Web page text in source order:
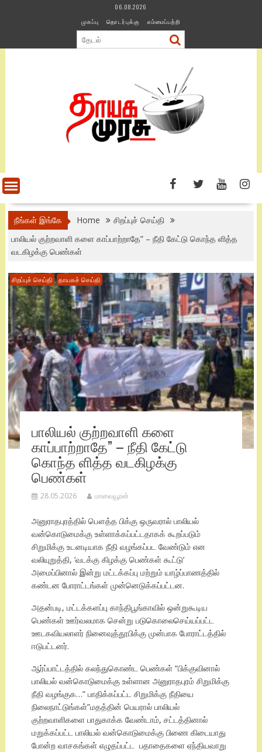
06.08.2026
முகப்பு
தொடர்புக்கு எம்மைப்பற்றி
நீங்கள் இங்கே Home
சிறப்புச் செய்தி
பாலியல் குற்றவாளி களை காப்பாற்றாதே” – நீதி கேட்டு கொந்த ளித்த
வடகிழக்கு பெண்கள்
சிறப்புச் செய்தி தாயகச் செய்தி
பாலியல் குற்றவாளி களை
காப்பாற்றாதே” – நீதி கேட்டு
கொந்த ளித்த வடகிழக்கு
பெண்கள்
28.05.2026 மாவையூரன்
அனுராதபுரத்தில் பௌத்த பிக்கு ஒருவரால் பாலியல்
வன்கொடுமைக்கு உள்ளாக்கப்பட்டதாகக் கூறப்படும்
சிறுமிக்கு உடனடியாக நீதி வழங்கப்பட வேண்டும் என
வலியுறுத்தி, ‘வடக்கு கிழக்கு பெண்கள் கூட்டு’
அமைப்பினால் இன்று மட்டக்கப்பு மற்றும் யாழ்ப்பாணத்தில்
கண்டன போராட்டங்கள் முன்னெடுக்கப்பட்டன.
அதன்படி, மட்டக்களப்பு காந்திபூங்காவில் ஒன்றுகூடிய
பெண்கள் ஊர்வலமாக சென்று படுகொலைசெய்யப்பட்ட
ஊடகவியலாளர் நினைவுத்தூபிக்கு முன்பாக போராட்டத்தில்
ஈடுபட்டனர்.
ஆர்ப்பாட்டத்தில் கலந்துகொண்ட பெண்கள் “பிக்குவினால்
பாலியல் வன்கொடுமைக்கு உள்ளான அனுராதபுரம் சிறுமிக்கு
நீதி வழங்குக…” பாதிக்கப்பட்ட சிறுமிக்கு நீதியை
நிலைநாட்டுங்கள்”மதத்தின் பெயரால் பாலியல்
குற்றவாளிகளை பாதுகாக்க வேண்டாம், சட்டத்தினால்
மறுக்கப்பட்ட பாலியல் வன்கொடுமைக்கு பிணை கிடையாது
போன்ற வாசகங்கள் எழுதப்பட்ட பதாதைகளை ஏந்தியவாறு